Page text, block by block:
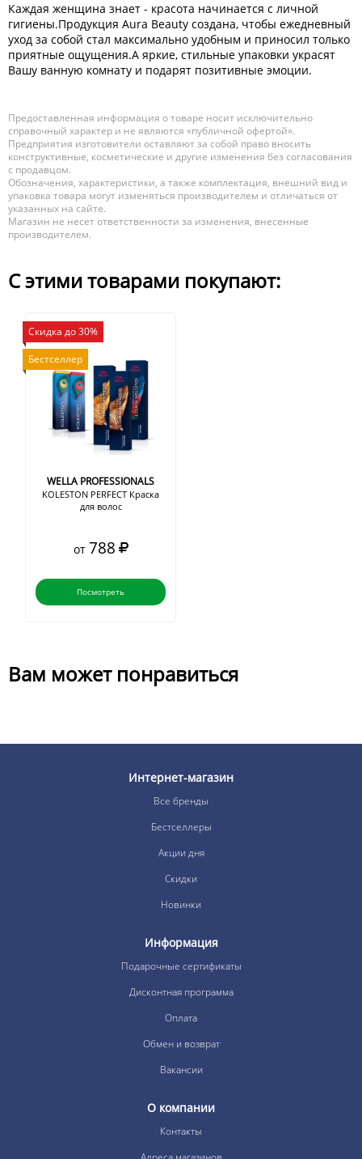
Каждая женщина знает - красота начинается с личной
гигиены.Продукция Aura Beauty создана, чтобы ежедневный
уход за собой стал максимально удобным и приносил только
приятные ощущения.А яркие, стильные упаковки украсят
Вашу ванную комнату и подарят позитивные эмоции.
Предоставленная информация о товаре носит исключительно
справочный характер и не являются «публичной офертой».
Предприятия изготовители оставляют за собой право вносить
конструктивные, косметические и другие изменения без согласования
с продавцом.
Обозначения, характеристики, а также комплектация, внешний вид и
упаковка товара могут изменяться производителем и отличаться от
указанных на сайте.
Магазин не несет ответственности за изменения, внесенные
производителем.
С этими товарами покупают:
Скидка до 30%
Бестселлер
WELLA PROFESSIONALS
KOLESTON PERFECT Краска
для волос
от 788
Посмотреть
Вам может понравиться
Интернет-магазин
Все бренды
Бестселлеры
Акции дня
Скидки
Новинки
Информация
Подарочные сертификаты
Дисконтная программа
Оплата
Обмен и возврат
Вакансии
О компании
Контакты